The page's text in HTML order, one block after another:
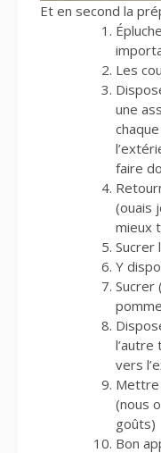
Et en second la
Les
une
faire
(ouais
mieux
Sucrer
Y
Sucrer
l’autre
vers
Mettre
(nous
goûts)
Bon